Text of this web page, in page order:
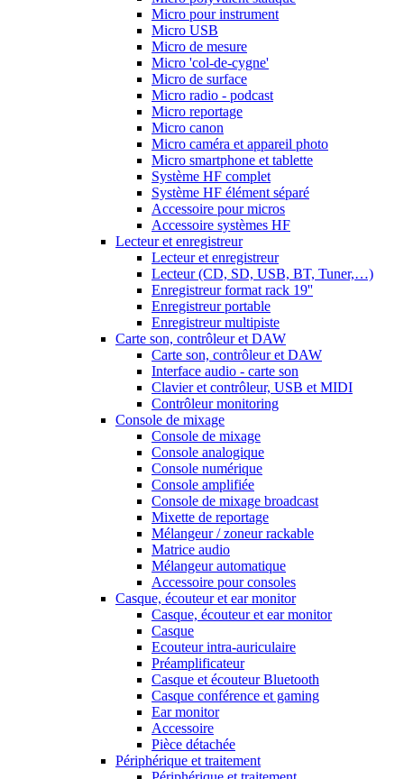
Micro pour instrument
Micro USB
Micro de mesure
Micro 'col-de-cygne'
Micro de surface
Micro radio - podcast
Micro reportage
Micro canon
Micro caméra et appareil photo
Micro smartphone et tablette
Système HF complet
Système HF élément séparé
Accessoire pour micros
Accessoire systèmes HF
Lecteur et enregistreur
Lecteur et enregistreur
Lecteur (CD, SD, USB, BT, Tuner,…)
Enregistreur format rack 19''
Enregistreur portable
Enregistreur multipiste
Carte son, contrôleur et DAW
Carte son, contrôleur et DAW
Interface audio - carte son
Clavier et contrôleur, USB et MIDI
Contrôleur monitoring
Console de mixage
Console de mixage
Console analogique
Console numérique
Console amplifiée
Console de mixage broadcast
Mixette de reportage
Mélangeur / zoneur rackable
Matrice audio
Mélangeur automatique
Accessoire pour consoles
Casque, écouteur et ear monitor
Casque, écouteur et ear monitor
Casque
Ecouteur intra-auriculaire
Préamplificateur
Casque et écouteur Bluetooth
Casque conférence et gaming
Ear monitor
Accessoire
Pièce détachée
Périphérique et traitement